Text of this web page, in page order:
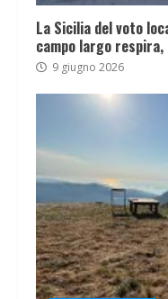
La Sicilia del voto
campo largo
9 giugno 2026